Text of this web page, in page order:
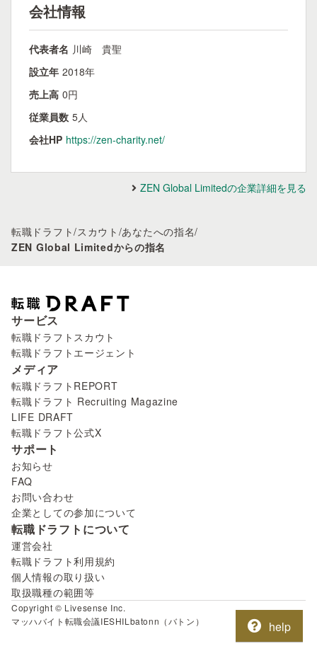
会社情報
代表者名 川崎 貴聖
設立年 2018年
売上高 0円
従業員数 5人
会社HP https://zen-charity.net/
ZEN Global Limitedの企業詳細を見る
転職ドラフト/スカウト /あなたへの指名/
ZEN Global Limitedからの指名
サービス
転職ドラフトスカウト
転職ドラフトエージェント
メディア
転職ドラフトREPORT
転職ドラフト Recruiting Magazine
LIFE DRAFT
転職ドラフト公式X
サポート
お知らせ
FAQ
お問い合わせ
企業としての参加について
転職ドラフトについて
運営会社
転職ドラフト利用規約
個人情報の取り扱い
取扱職種の範囲等
Copyright © Livesense Inc.
マッハバイト 転職会議IESHIL batonn（バトン） help